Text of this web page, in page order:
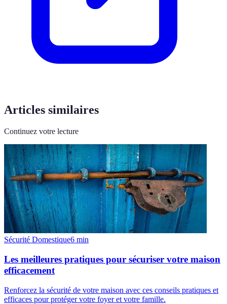
Articles similaires
Continuez votre lecture
Sécurité Domestique6 min
Les meilleures pratiques pour sécuriser votre maison
efficacement
Renforcez la sécurité de votre maison avec ces conseils pratiques et
efficaces pour protéger votre foyer et votre famille.